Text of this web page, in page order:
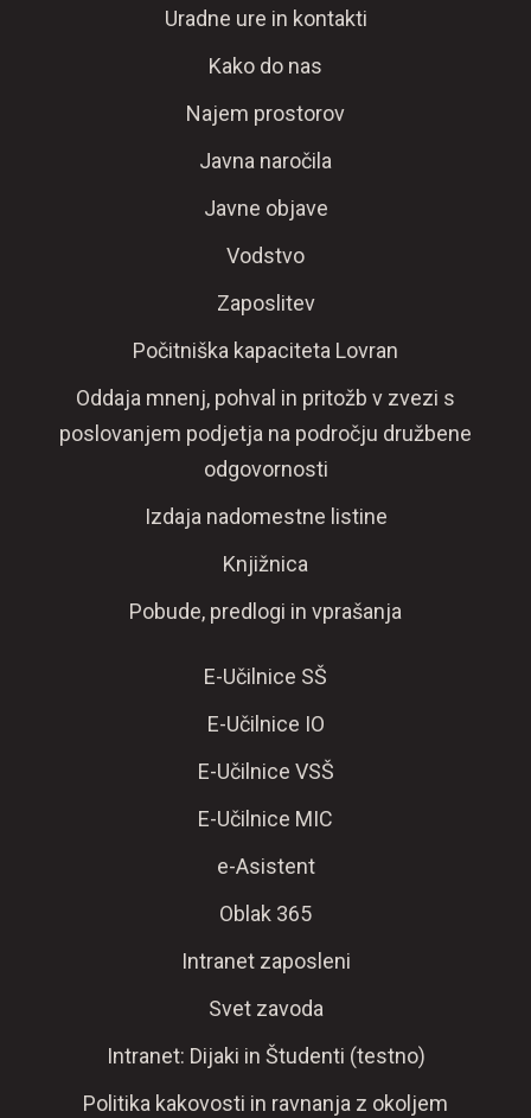
Uradne ure in kontakti
Kako do nas
Najem prostorov
Javna naročila
Javne objave
Vodstvo
Zaposlitev
Počitniška kapaciteta Lovran
Oddaja mnenj, pohval in pritožb v zvezi s
poslovanjem podjetja na področju družbene
odgovornosti
Izdaja nadomestne listine
Knjižnica
Pobude, predlogi in vprašanja
E-Učilnice SŠ
E-Učilnice IO
E-Učilnice VSŠ
E-Učilnice MIC
e-Asistent
Oblak 365
Intranet zaposleni
Svet zavoda
Intranet: Dijaki in Študenti (testno)
Politika kakovosti in ravnanja z okoljem